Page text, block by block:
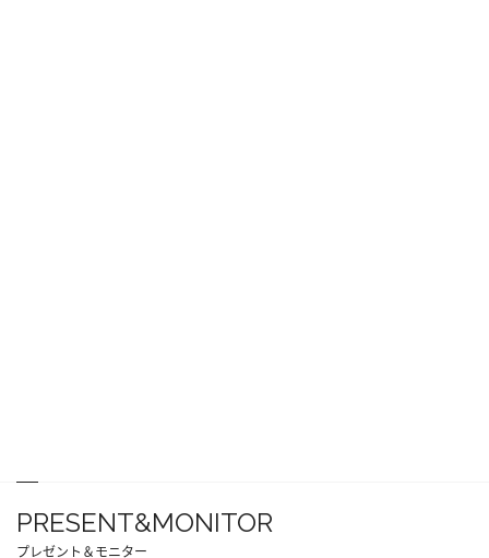
PRESENT&MONITOR
プレゼント＆モニター